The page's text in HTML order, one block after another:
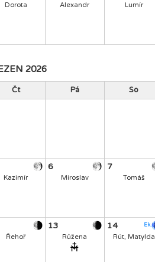
Dorota Alexandr Lumír
2026
Čt Pá So
Kazimír
6
Miroslav
7
Tomáš
Řehoř
13
Růžena
14 Ek.
Rút, Matylda